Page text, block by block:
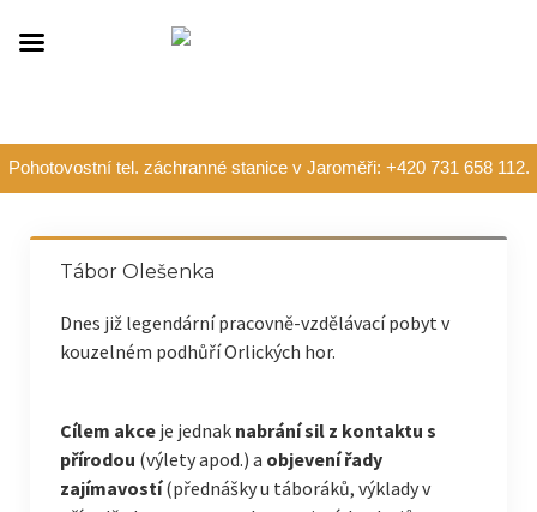
Pohotovostní tel. záchranné stanice v Jaroměři: +420 731 658 112.
Tábor Olešenka
Dnes již legendární pracovně-vzdělávací pobyt v
kouzelném podhůří Orlických hor.
Cílem akceje jednak nabrání sil z kontaktu s
přírodou (výlety apod.) a objevení řady
zajímavostí(přednášky u táboráků, výklady v